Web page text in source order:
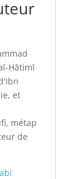
Ḥātimī
et
métap
de